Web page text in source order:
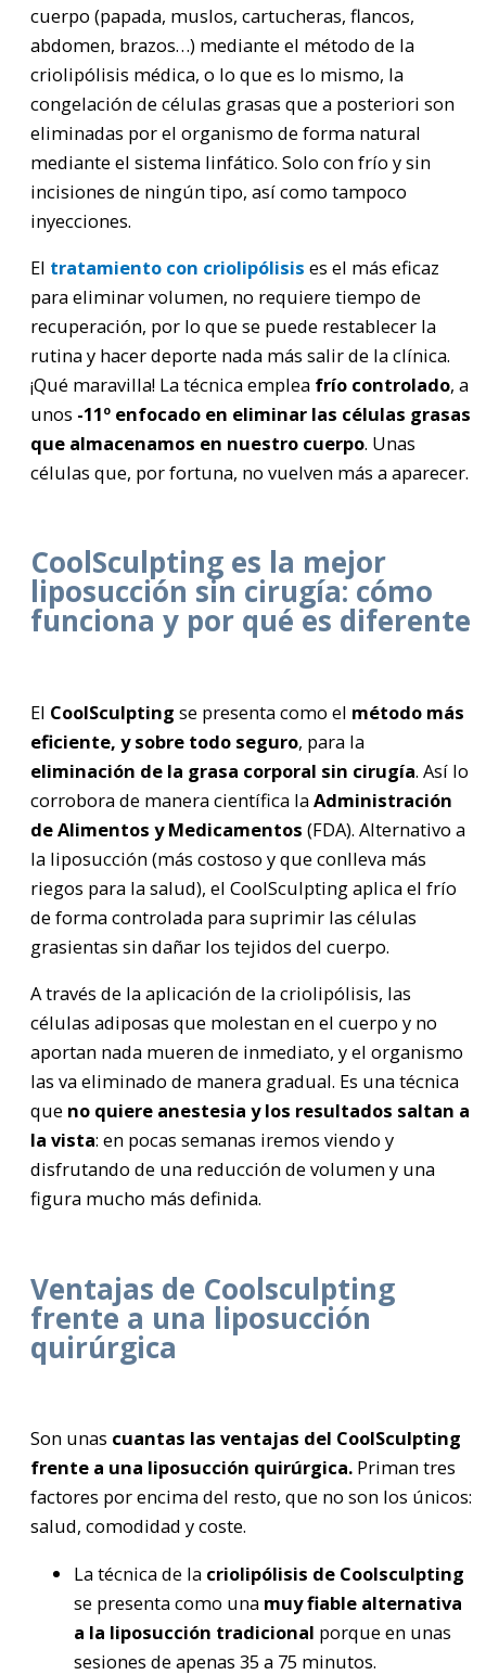
cuerpo (papada, muslos, cartucheras, flancos,
abdomen, brazos…) mediante el método de la
criolipólisis médica, o lo que es lo mismo, la
congelación de células grasas que a posteriori son
eliminadas por el organismo de forma natural
mediante el sistema linfático. Solo con frío y sin
incisiones de ningún tipo, así como tampoco
inyecciones.
El tratamiento con criolipólisis es el más eficaz
para eliminar volumen, no requiere tiempo de
recuperación, por lo que se puede restablecer la
rutina y hacer deporte nada más salir de la clínica.
¡Qué maravilla! La técnica emplea frío controlado, a
unos -11º enfocado en eliminar las células grasas
que almacenamos en nuestro cuerpo. Unas
células que, por fortuna, no vuelven más a aparecer.
CoolSculpting es la mejor
liposucción sin cirugía: cómo
funciona y por qué es diferente
El CoolSculpting se presenta como el método más
eficiente, y sobre todo seguro, para la
eliminación de la grasa corporal sin cirugía. Así lo
corrobora de manera científica laAdministración
de Alimentos y Medicamentos (FDA). Alternativo a
la liposucción (más costoso y que conlleva más
riegos para la salud), el CoolSculpting aplica el frío
de forma controlada para suprimir las células
grasientas sin dañar los tejidos del cuerpo.
A través de la aplicación de la criolipólisis, las
células adiposas que molestan en el cuerpo y no
aportan nada mueren de inmediato, y el organismo
las va eliminado de manera gradual. Es una técnica
que no quiere anestesia y los resultados saltan a
la vista: en pocas semanas iremos viendo y
disfrutando de una reducción de volumen y una
figura mucho más definida.
Ventajas de Coolsculpting
frente a una liposucción
quirúrgica
Son unas cuantas las ventajas del CoolSculpting
frente a una liposucción quirúrgica. Priman tres
factores por encima del resto, que no son los únicos:
salud, comodidad y coste.
La técnica de la criolipólisis de Coolsculpting
se presenta como una muy fiable alternativa
a la liposucción tradicional porque en unas
sesiones de apenas 35 a 75 minutos.